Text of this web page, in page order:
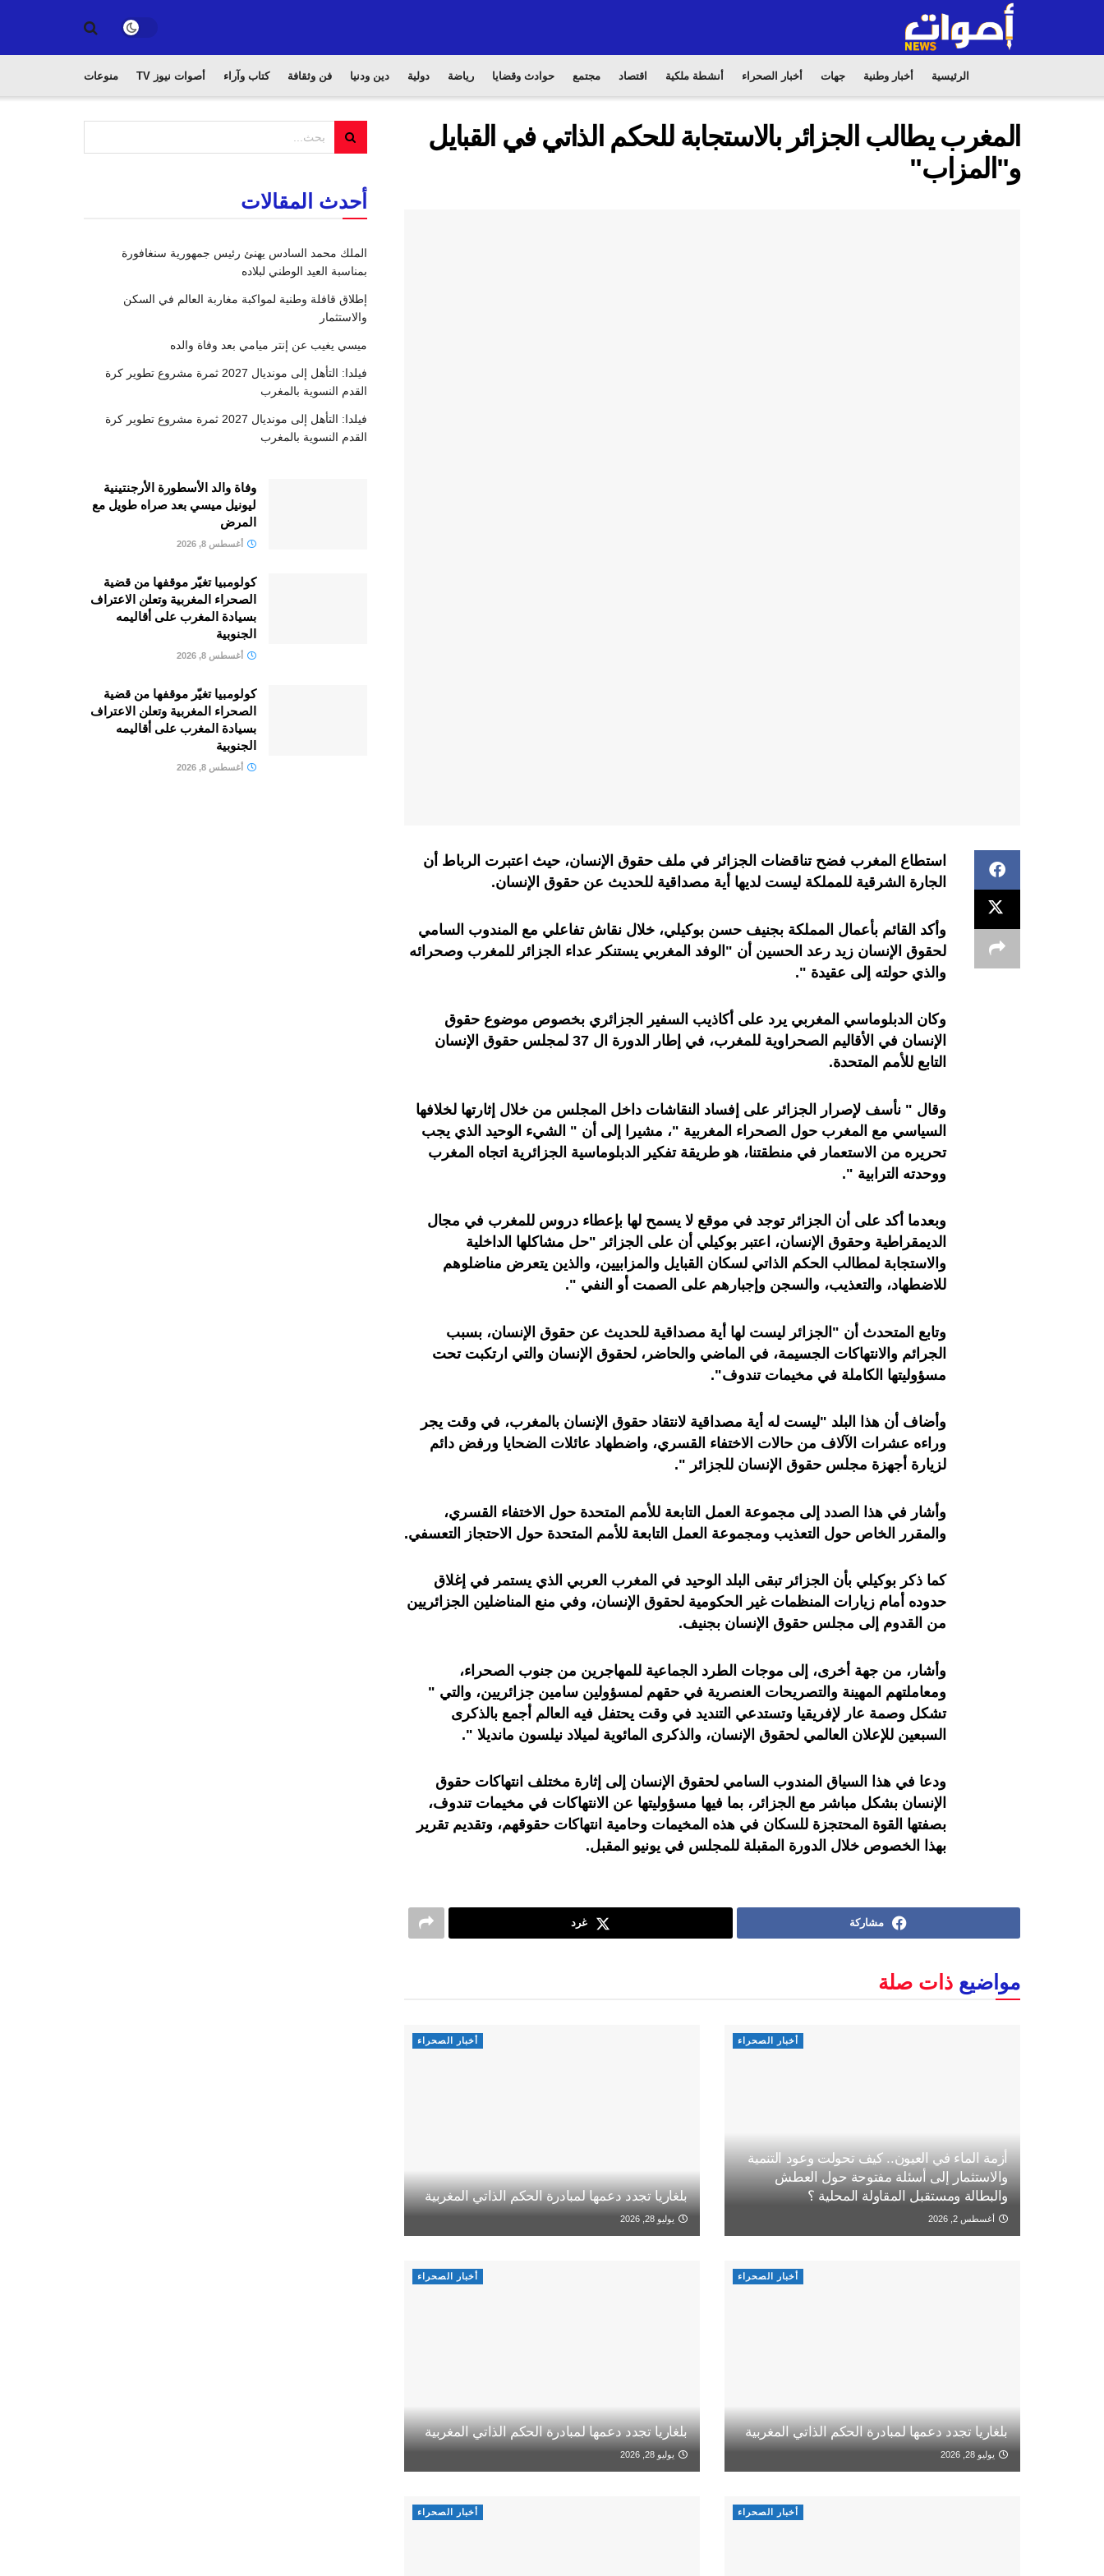
الرئيسية أخبار وطنية جهات أخبار الصحراء أنشطة ملكية اقتصاد مجتمع حوادث وقضايا رياضة دولية دين ودنيا فن وثقافة كتاب وآراء أصوات نيوز TV منوعات
المغرب يطالب الجزائر بالاستجابة للحكم الذاتي في القبايل
و"المزاب"
استطاع المغرب فضح تناقضات الجزائر في ملف حقوق الإنسان، حيث اعتبرت الرباط أن
الجارة الشرقية للمملكة ليست لديها أية مصداقية للحديث عن حقوق الإنسان.
وأكد القائم بأعمال المملكة بجنيف حسن بوكيلي، خلال نقاش تفاعلي مع المندوب السامي
لحقوق الإنسان زيد رعد الحسين أن "الوفد المغربي يستنكر عداء الجزائر للمغرب وصحرائه
والذي حولته إلى عقيدة ".
وكان الدبلوماسي المغربي يرد على أكاذيب السفير الجزائري بخصوص موضوع حقوق
الإنسان في الأقاليم الصحراوية للمغرب، في إطار الدورة ال 37 لمجلس حقوق الإنسان
التابع للأمم المتحدة.
وقال " نأسف لإصرار الجزائر على إفساد النقاشات داخل المجلس من خلال إثارتها لخلافها
السياسي مع المغرب حول الصحراء المغربية "، مشيرا إلى أن " الشيء الوحيد الذي يجب
تحريره من الاستعمار في منطقتنا، هو طريقة تفكير الدبلوماسية الجزائرية اتجاه المغرب
ووحدته الترابية ".
وبعدما أكد على أن الجزائر توجد في موقع لا يسمح لها بإعطاء دروس للمغرب في مجال
الديمقراطية وحقوق الإنسان، اعتبر بوكيلي أن على الجزائر "حل مشاكلها الداخلية
والاستجابة لمطالب الحكم الذاتي لسكان القبايل والمزابيين، والذين يتعرض مناضلوهم
للاضطهاد، والتعذيب، والسجن وإجبارهم على الصمت أو النفي ".
وتابع المتحدث أن "الجزائر ليست لها أية مصداقية للحديث عن حقوق الإنسان، بسبب
الجرائم والانتهاكات الجسيمة، في الماضي والحاضر، لحقوق الإنسان والتي ارتكبت تحت
مسؤوليتها الكاملة في مخيمات تندوف".
وأضاف أن هذا البلد "ليست له أية مصداقية لانتقاد حقوق الإنسان بالمغرب، في وقت يجر
وراءه عشرات الآلاف من حالات الاختفاء القسري، واضطهاد عائلات الضحايا ورفض دائم
لزيارة أجهزة مجلس حقوق الإنسان للجزائر ".
وأشار في هذا الصدد إلى مجموعة العمل التابعة للأمم المتحدة حول الاختفاء القسري،
والمقرر الخاص حول التعذيب ومجموعة العمل التابعة للأمم المتحدة حول الاحتجاز التعسفي.
كما ذكر بوكيلي بأن الجزائر تبقى البلد الوحيد في المغرب العربي الذي يستمر في إغلاق
حدوده أمام زيارات المنظمات غير الحكومية لحقوق الإنسان، وفي منع المناضلين الجزائريين
من القدوم إلى مجلس حقوق الإنسان بجنيف.
وأشار، من جهة أخرى، إلى موجات الطرد الجماعية للمهاجرين من جنوب الصحراء،
ومعاملتهم المهينة والتصريحات العنصرية في حقهم لمسؤولين سامين جزائريين، والتي "
تشكل وصمة عار لإفريقيا وتستدعي التنديد في وقت يحتفل فيه العالم أجمع بالذكرى
السبعين للإعلان العالمي لحقوق الإنسان، والذكرى المائوية لميلاد نيلسون مانديلا ".
ودعا في هذا السياق المندوب السامي لحقوق الإنسان إلى إثارة مختلف انتهاكات حقوق
الإنسان بشكل مباشر مع الجزائر، بما فيها مسؤوليتها عن الانتهاكات في مخيمات تندوف،
بصفتها القوة المحتجزة للسكان في هذه المخيمات وحامية انتهاكات حقوقهم، وتقديم تقرير
بهذا الخصوص خلال الدورة المقبلة للمجلس في يونيو المقبل.
مشاركة غرد
مواضيع ذات صلة
أخبار الصحراء
أزمة الماء في العيون.. كيف تحولت وعود التنمية
والاستثمار إلى أسئلة مفتوحة حول العطش
والبطالة ومستقبل المقاولة المحلية ؟
أغسطس 2, 2026
أخبار الصحراء
بلغاريا تجدد دعمها لمبادرة الحكم الذاتي المغربية
يوليو 28, 2026
أخبار الصحراء
بلغاريا تجدد دعمها لمبادرة الحكم الذاتي المغربية
يوليو 28, 2026
أخبار الصحراء
بلغاريا تجدد دعمها لمبادرة الحكم الذاتي المغربية
يوليو 28, 2026
أخبار الصحراء أخبار الصحراء
أحدث المقالات
الملك محمد السادس يهنئ رئيس جمهورية سنغافورة
بمناسبة العيد الوطني لبلاده
إطلاق قافلة وطنية لمواكبة مغاربة العالم في السكن
والاستثمار
ميسي يغيب عن إنتر ميامي بعد وفاة والده
فيلدا: التأهل إلى مونديال 2027 ثمرة مشروع تطوير كرة
القدم النسوية بالمغرب
فيلدا: التأهل إلى مونديال 2027 ثمرة مشروع تطوير كرة
القدم النسوية بالمغرب
وفاة والد الأسطورة الأرجنتينية
ليونيل ميسي بعد صراه طويل مع
المرض
أغسطس 8, 2026
كولومبيا تغيّر موقفها من قضية
الصحراء المغربية وتعلن الاعتراف
بسيادة المغرب على أقاليمه
الجنوبية
أغسطس 8, 2026
كولومبيا تغيّر موقفها من قضية
الصحراء المغربية وتعلن الاعتراف
بسيادة المغرب على أقاليمه
الجنوبية
أغسطس 8, 2026